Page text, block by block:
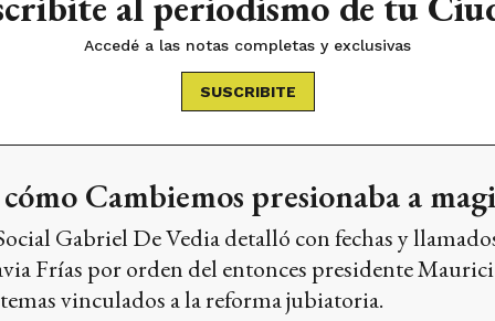
Accedé a las notas completas y exclusivas
SUSCRIBITE
Cambiemos presionaba a
Gabriel De Vedia detalló con fechas y
Frías por orden del entonces presidente
vinculados a la reforma jubiatoria.